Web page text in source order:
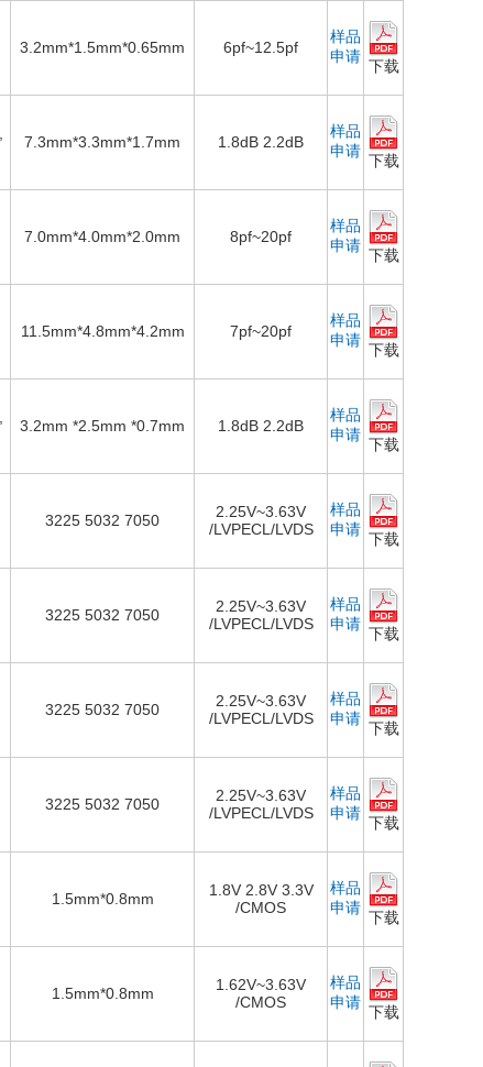
3.2mm*1.5mm*0.65mm 6pf~12.5pf
样品
申请
下载
7.3mm*3.3mm*1.7mm 1.8dB 2.2dB
样品
申请
下载
7.0mm*4.0mm*2.0mm 8pf~20pf
样品
申请
下载
11.5mm*4.8mm*4.2mm 7pf~20pf
样品
申请
下载
3.2mm *2.5mm *0.7mm 1.8dB 2.2dB
样品
申请
下载
3225 5032 7050
2.25V~3.63V
/LVPECL/LVDS
样品
申请
下载
3225 5032 7050
2.25V~3.63V
/LVPECL/LVDS
样品
申请
下载
3225 5032 7050
2.25V~3.63V
/LVPECL/LVDS
样品
申请
下载
3225 5032 7050
2.25V~3.63V
/LVPECL/LVDS
样品
申请
下载
1.5mm*0.8mm
1.8V 2.8V 3.3V
/CMOS
样品
申请
下载
1.5mm*0.8mm
1.62V~3.63V
/CMOS
样品
申请
下载